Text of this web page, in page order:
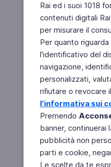
Rai ed i suoi 1018
contenuti digitali
per misurare il
Per quanto
l'identificativo del
navigazione,
personalizzati,
rifiutare o revocare
l'informativa sui
Premendo
banner, continuerai
pubblicità non
parti e cookie,
Le scelte da te